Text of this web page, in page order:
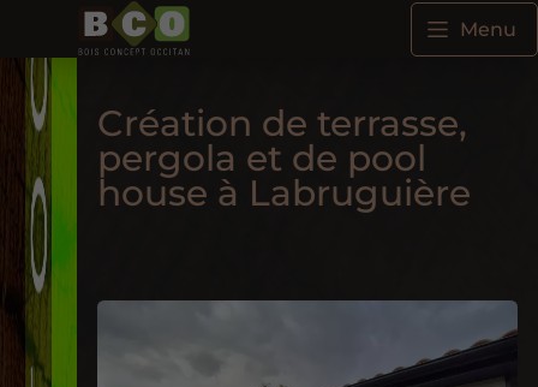
Menu
Création de terrasse,
pergola et de pool
house à Labruguière